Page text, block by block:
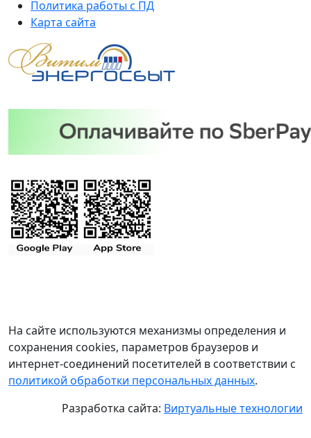
Политика работы с ПД
Карта сайта
На сайте используются механизмы определения и
сохранения cookies, параметров браузеров и
интернет-соединений посетителей в соответствии с
политикой обработки персональных данных.
Разработка сайта: Виртуальные технологии